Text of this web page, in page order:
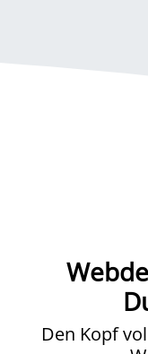
Den Kopf